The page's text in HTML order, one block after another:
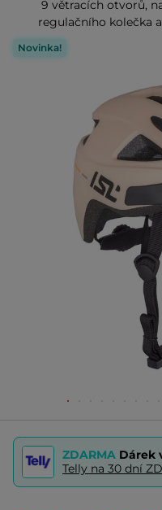
9 větracích otvorů,
regulačního kolečka
Novinka!
ZDARMA Dárek
Telly na 30 dní